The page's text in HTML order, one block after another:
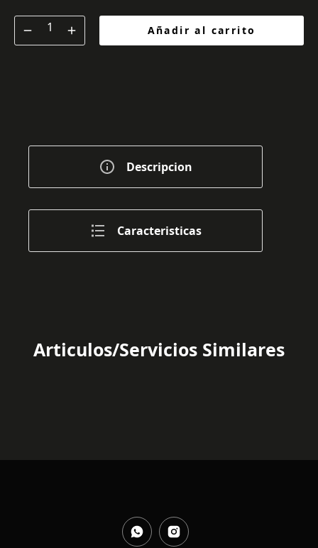
Añadir al carrito
Descripcion
Caracteristicas
Articulos/Servicios Similares